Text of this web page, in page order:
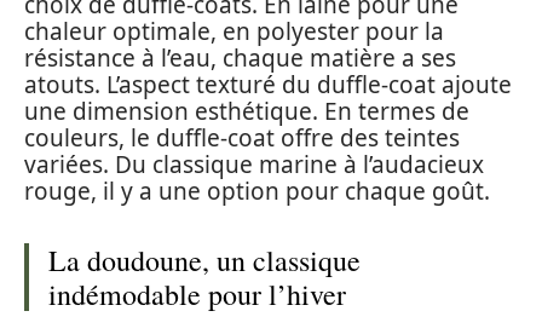
chaleur optimale, en polyester pour la
résistance à l’eau, chaque matière a ses
atouts. L’aspect texturé du duffle-coat ajoute
une dimension esthétique. En termes de
couleurs, le duffle-coat offre des teintes
variées. Du classique marine à l’audacieux
rouge, il y a une option pour chaque goût.
La doudoune, un classique
indémodable pour l’hiver